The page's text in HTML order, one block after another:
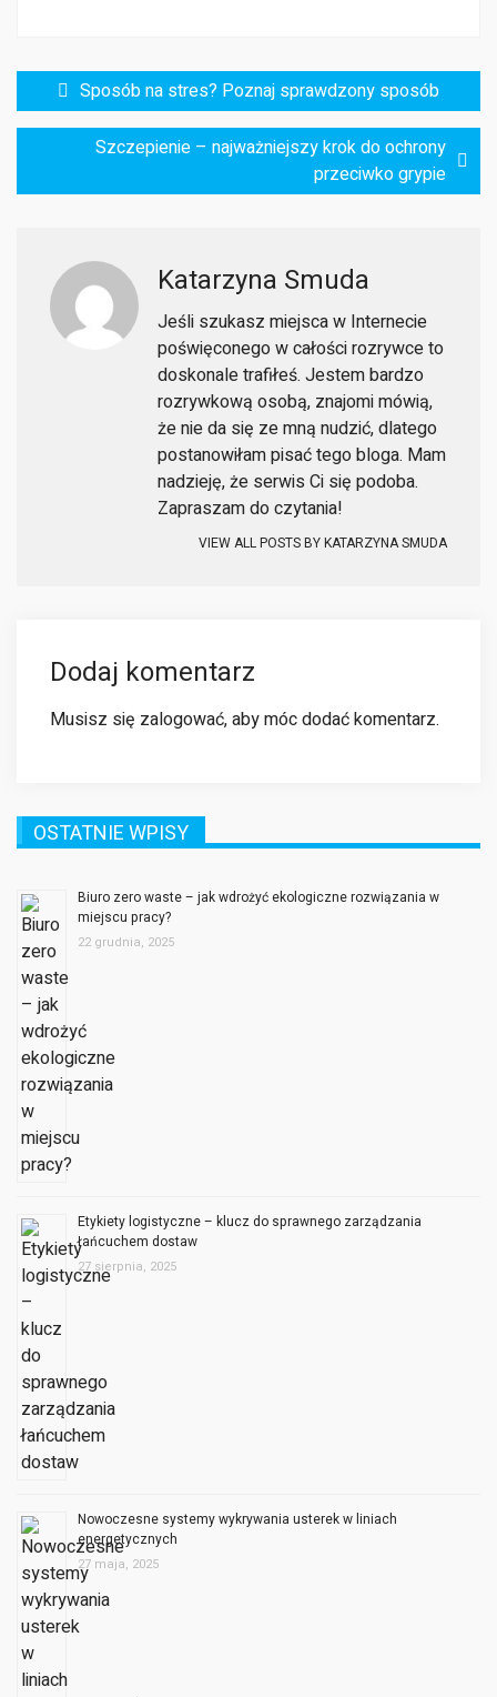
Nawigacja
wpisu
Sposób na stres? Poznaj sprawdzony sposób
Szczepienie – najważniejszy krok do ochrony
przeciwko grypie
Katarzyna Smuda
Jeśli szukasz miejsca w Internecie
poświęconego w całości rozrywce to
doskonale trafiłeś. Jestem bardzo
rozrywkową osobą, znajomi mówią,
że nie da się ze mną nudzić, dlatego
postanowiłam pisać tego bloga. Mam
nadzieję, że serwis Ci się podoba.
Zapraszam do czytania!
VIEW ALL POSTS BYKATARZYNA SMUDA
Dodaj komentarz
Musisz się zalogować, aby móc dodać komentarz.
OSTATNIE WPISY
Biuro zero waste – jak wdrożyć ekologiczne rozwiązania w
miejscu pracy?
22 grudnia, 2025
Etykiety logistyczne – klucz do sprawnego zarządzania
łańcuchem dostaw
27 sierpnia, 2025
Nowoczesne systemy wykrywania usterek w liniach
energetycznych
27 maja, 2025